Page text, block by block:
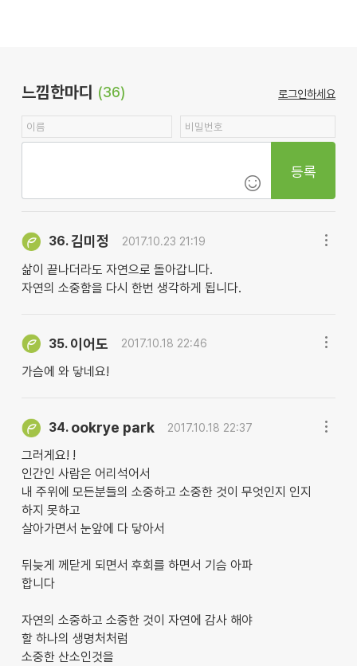
느낌한마디 (36) 로그인하세요
등록
36.김미정 2017.10.23 21:19
삶이 끝나더라도 자연으로 돌아갑니다.
자연의 소중함을 다시 한번 생각하게 됩니다.
35. 이어도 2017.10.18 22:46
가슴에 와 닿네요!
34. ookrye park 2017.10.18 22:37
그러게요! !
인간인 사람은 어리석어서
내 주위에 모든분들의 소중하고 소중한 것이 무엇인지 인지
하지 못하고
살아가면서 눈앞에 다 닿아서
뒤늦게 께닫게 되면서 후회를 하면서 기슴 아파
합니다
자연의 소중하고 소중한 것이 자연에 감사 해야
할 하나의 생명처처럼
소중한 산소인것을